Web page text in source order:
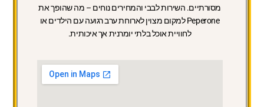
מסורתיים. השירות לבבי והמחירים נוחים – מה שהופך את
Peperone למקום מצוין לארוחת ערב רגועה עם הילדים או
לחוויית אוכל בלתי יומרנית אך איכותית.